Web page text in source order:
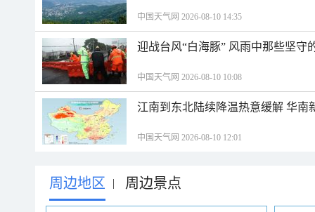
中国天气网 2026-08-10 14:35
迎战台风“白海豚” 风雨中那些坚守
中国天气网 2026-08-10 10:08
江南到东北陆续降温热意缓解 华南
中国天气网 2026-08-10 12:01
周边地区 | 周边景点